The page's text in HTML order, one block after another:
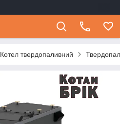
Котел твердопаливний